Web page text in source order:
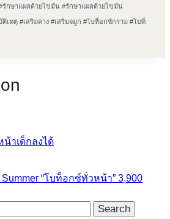
รักษาแผลด้วยไขมัน #รักษาแผลด้วยไขมัน
ติเหตุ #เสริมคาง #เสริมจมูก #โบท็อกซ์กราม #โบท็
าเด็กลงได้
“โบท็อกซ์ทั่วหน้า” 3,900